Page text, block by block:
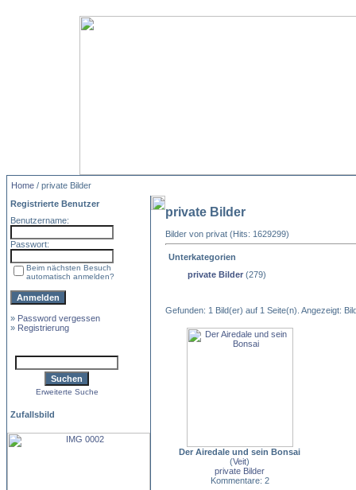
Home / private Bilder
Registrierte Benutzer
Benutzername:
Passwort:
Beim nächsten Besuch
automatisch anmelden?
» Password vergessen
» Registrierung
Erweiterte Suche
Zufallsbild
private Bilder
Bilder von privat (Hits: 1629299)
Unterkategorien
private Bilder (279)
Gefunden: 1 Bild(er) auf 1 Seite(n). Angezeigt:
Der Airedale und sein Bonsai
(Veit)
private Bilder
Kommentare: 2